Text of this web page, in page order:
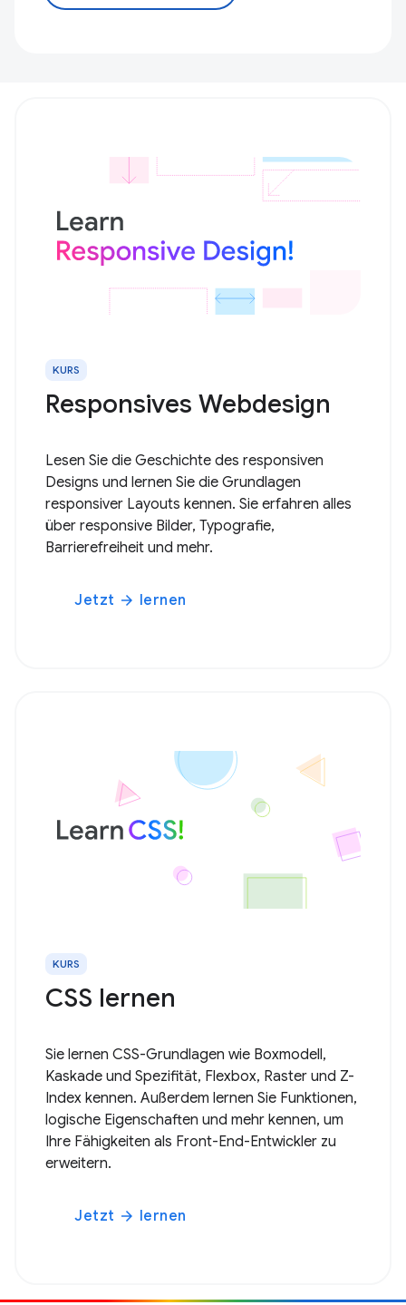
KURS
Responsives Webdesign
Lesen Sie die Geschichte des responsiven
Designs und lernen Sie die Grundlagen
responsiver Layouts kennen. Sie erfahren alles
über responsive Bilder, Typografie,
Barrierefreiheit und mehr.
Jetzt arrow_forward lernen
KURS
CSS lernen
Sie lernen CSS-Grundlagen wie Boxmodell,
Kaskade und Spezifität, Flexbox, Raster und Z-
Index kennen. Außerdem lernen Sie Funktionen,
logische Eigenschaften und mehr kennen, um
Ihre Fähigkeiten als Front-End-Entwickler zu
erweitern.
Jetzt arrow_forward lernen